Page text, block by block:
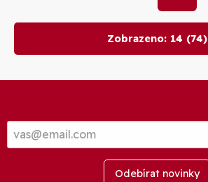
Zobrazeno: 14 (74)
Odebírat novinky